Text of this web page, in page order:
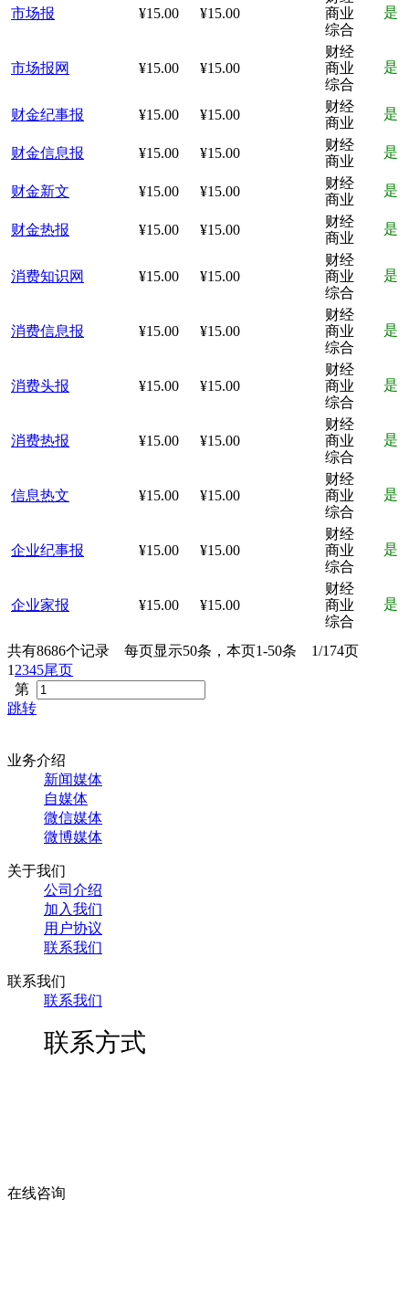
市场报 ¥15.00 ¥15.00
商业
综合
是
市场报网 ¥15.00 ¥15.00
财经
商业
综合
是
财金纪事报 ¥15.00 ¥15.00
财经
商业
是
财金信息报 ¥15.00 ¥15.00
财经
商业
是
财金新文 ¥15.00 ¥15.00
财经
商业
是
财金热报 ¥15.00 ¥15.00
财经
商业
是
消费知识网 ¥15.00 ¥15.00
财经
商业
综合
是
消费信息报 ¥15.00 ¥15.00
财经
商业
综合
是
消费头报 ¥15.00 ¥15.00
财经
商业
综合
是
消费热报 ¥15.00 ¥15.00
财经
商业
综合
是
信息热文 ¥15.00 ¥15.00
财经
商业
综合
是
企业纪事报 ¥15.00 ¥15.00
财经
商业
综合
是
企业家报 ¥15.00 ¥15.00
财经
商业
综合
是
共有8686个记录 每页显示50条，本页1-50条 1/174页
1 2345尾页
第
跳转
业务介绍
新闻媒体
自媒体
微信媒体
微博媒体
关于我们
公司介绍
加入我们
用户协议
联系我们
联系我们
联系我们
联系方式
在线咨询